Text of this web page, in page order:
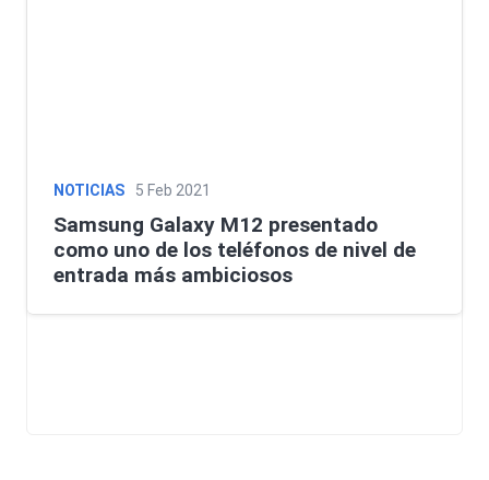
NOTICIAS 5 Feb 2021
Samsung Galaxy M12 presentado
como uno de los teléfonos de nivel de
entrada más ambiciosos